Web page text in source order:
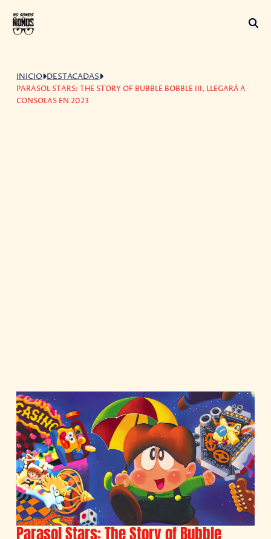
INICIO DESTACADAS
PARASOL STARS: THE STORY OF BUBBLE BOBBLE III, LLEGARÁ A
CONSOLAS EN 2023
Parasol Stars: The Story of Bubble